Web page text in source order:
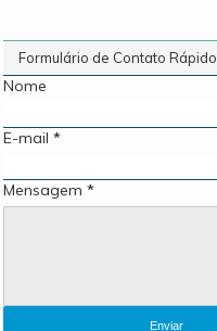
Formulário de Contato Rápido
Nome
E-mail *
Mensagem *